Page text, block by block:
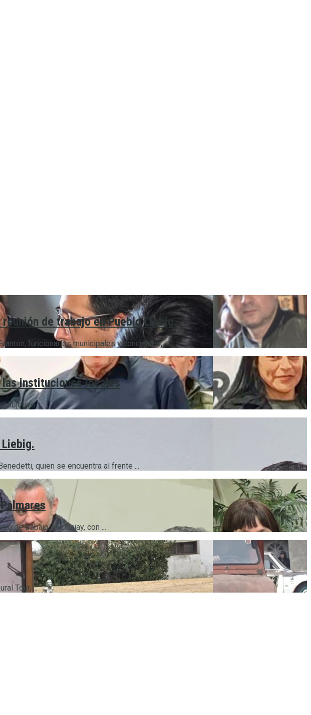
de trabajo en Pueblo Liebig.
funcionarios municipales y concejales, ...
las instituciones locales
objetivo ...
quien se encuentra al frente ...
de trabajo en Ubajay, con ...
Tour, ...